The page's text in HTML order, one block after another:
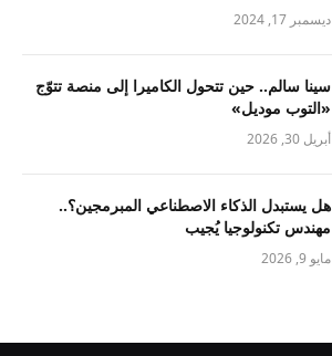
ديسمبر 17, 2024
سينا سالم.. حين تتحول الكاميرا إلى منصة تتوّج
«التوب موديل»
أبريل 30, 2026
هل يستبدل الذكاء الاصطناعي المبرمجين؟..
مهندس تكنولوجيا يُجيب
مايو 9, 2026